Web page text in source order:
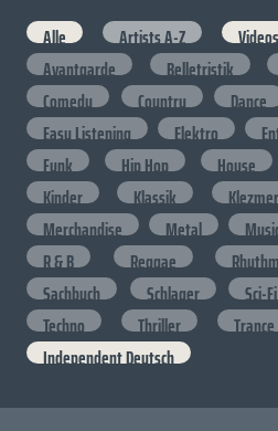
Alle Artists A-Z
Avantgarde
Belletristik
Comedy
Country Dance
Easy Listening
Elektro
Funk
Hip Hop House
Kinder
Klassik Klezmer
Merchandise
Metal
R & B
Reggae
Sachbuch
Schlager Sci-Fi
Techno
Thriller Trance
Independent Deutsch